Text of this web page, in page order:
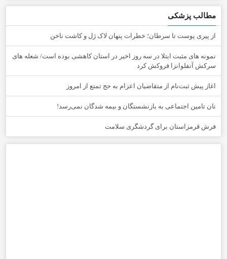
مطالب پزشکی
از پیری پوست تا سرطان؛ خطرات پنهان لاک ژل و کاشت ناخن
نمونه های مثبت ابتلا در سه روز اخیر در استان کاهشی بوده است/ شعله های
سرکش آنفلوانزا فروکش کرد
اغاز پیش ثبت‌نام از متقاضیان اعزام به حج تمتع از امروز
نان تامین اجتماعی به بازنشستگان و بیمه شدگان نمی‌رسد!
فرش قرمزاستان برای گردشگری سلامت